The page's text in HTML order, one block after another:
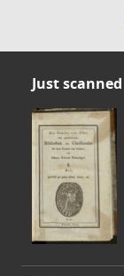
Just scanned